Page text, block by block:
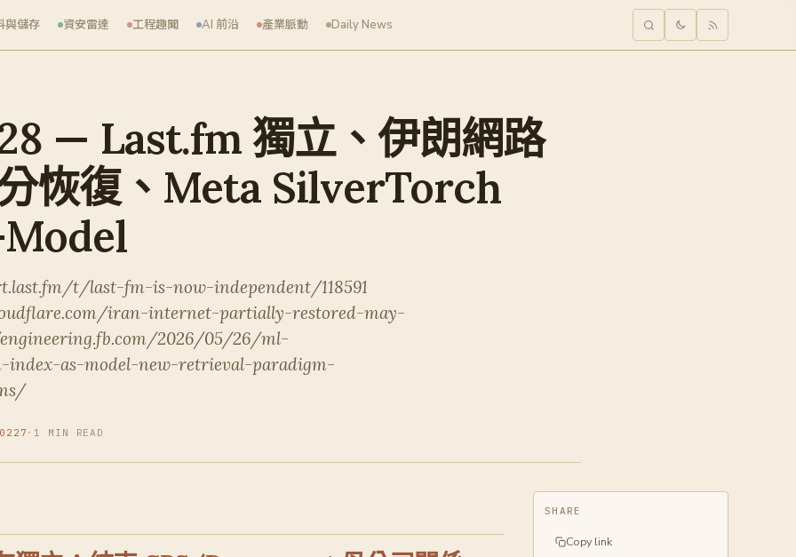
與儲存 資安雷達 工程趣聞 AI 前沿 產業脈動 Daily News
— Last.fm 獨立、伊朗網路
恢復、Meta SilverTorch
t/last-fm-is-now-independent/118591
iran-internet-partially-restored-may-
2026/05/26/ml-
index-as-model-new-retrieval-paradigm-
· 1 MIN READ
SHARE
Copy link